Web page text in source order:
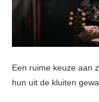
Een ruime keuze aan
hun uit de kluiten